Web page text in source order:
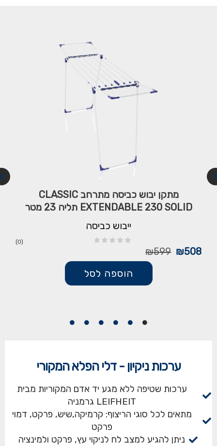
מתקן יבוש כביסה מתרחב CLASSIC
EXTENDABLE 230 SOLID תליה 23 מטר
ייבוש כביסה
(0)
₪599 ₪508
הוספה לסל
ערכות ניקיון - דלי הפלא המקורי
ערכות שטיפה ללא מגע יד אדם המקוריות מבית
LEIFHEIT גרמניה
מתאים לכל סוגי הריצוף: קרמיקה,שיש, פרקט, דמוי
פרקט
ניתן להגיע למצב לח לניקוי עץ, פרקט ולמינציה